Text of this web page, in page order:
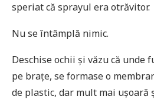
speriat că sprayul era otrăvitor.
Nu se întâmplă nimic.
Deschise ochii și văzu că unde
pe brațe, se formase o
de plastic, dar mult mai ușoară